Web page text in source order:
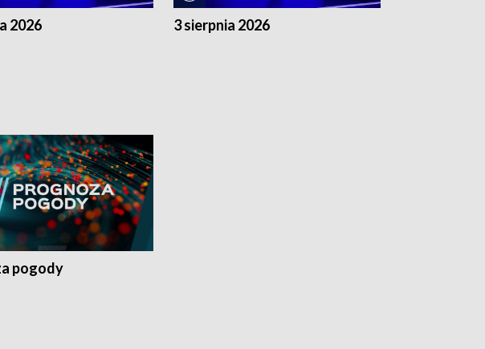
2026 3 sierpnia 2026
pogody